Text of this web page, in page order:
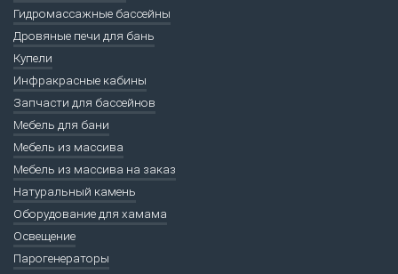
Гидромассажные бассейны
Дровяные печи для бань
Купели
Инфракрасные кабины
Запчасти для бассейнов
Мебель для бани
Мебель из массива
Мебель из массива на заказ
Натуральный камень
Оборудование для хамама
Освещение
Парогенераторы